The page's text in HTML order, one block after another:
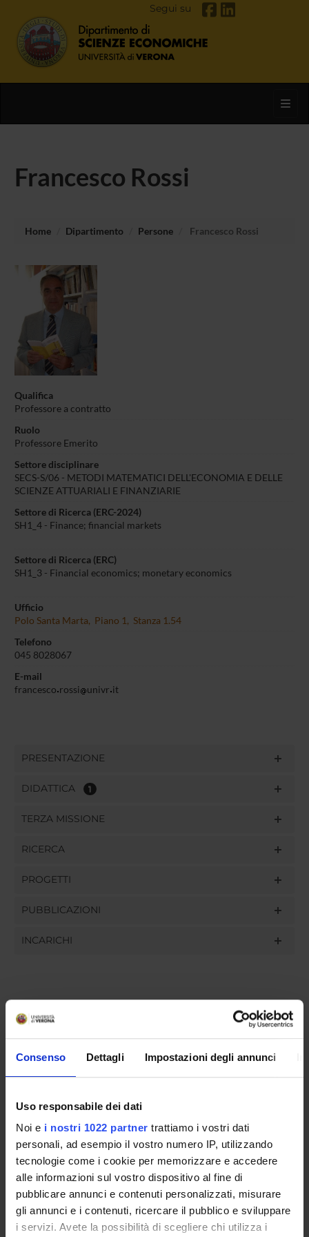
Consenso Dettagli Impostazioni degli annunci
Uso responsabile dei dati
Noi e i nostri 1022 partner trattiamo i vostri dati
personali, ad esempio il vostro numero IP, utilizzando
tecnologie come i cookie per memorizzare e accedere
alle informazioni sul vostro dispositivo al fine di
pubblicare annunci e contenuti personalizzati, misurare
gli annunci e i contenuti, ricercare il pubblico e sviluppare
i servizi. Avete la possibilità di scegliere chi utilizza i
Segui su
Francesco Rossi
Home Dipartimento Persone Francesco Rossi
Qualifica
Professore a contratto
Ruolo
Professore Emerito
Settore disciplinare
SECS-S/06 - METODI MATEMATICI DELL'ECONOMIA E DELLE
SCIENZE ATTUARIALI E FINANZIARIE
Settore di Ricerca (ERC-2024)
SH1_4 - Finance; financial markets
Settore di Ricerca (ERC)
SH1_3 - Financial economics; monetary economics
Ufficio
Polo Santa Marta, Piano 1, Stanza 1.54
Telefono
045 8028067
E-mail
francesco rossi univr it
PRESENTAZIONE
DIDATTICA 1
TERZA MISSIONE
RICERCA
PROGETTI
PUBBLICAZIONI
INCARICHI
ORGANIZZAZIONE
COMMISSIONI
UFFICI E STRUTTURE DI SERVIZIO
SERVIZI DI SEGRETERIA STUDENTI
STRUTTURE DEL DIPARTIMENTO
LABORATORI DI RICERCA
CENTRI DI RICERCA